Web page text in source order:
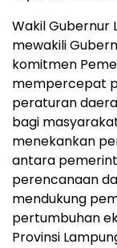
Wakil Gubernur
mewakili
komitmen
mempercepat
peraturan
bagi
menekankan
antara
perencanaan
mendukung
pertumbuhan
Provinsi